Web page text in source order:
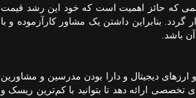
مهمی ‌که حائز اهمیت است که خود این رشد قیمت
بنابراین داشتن یک مشاور کارآزموده و با
باشد.
و ارزهای دیجیتال و دارا بودن مدرسین و مشاورین
تخصصی ارائه دهد تا بتوانید با کم‌ترین ریسک و